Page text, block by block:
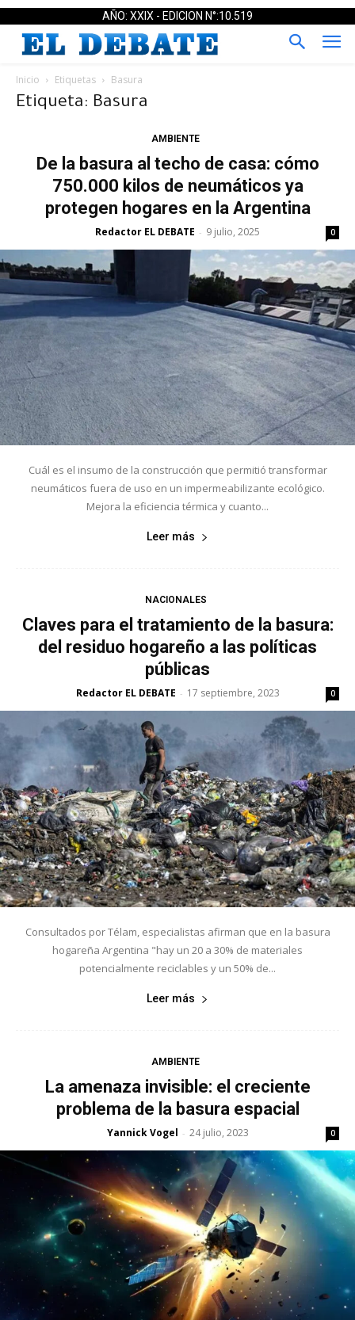
AÑO: XXIX - EDICION N°:10.519
Inicio Etiquetas Basura
Etiqueta: Basura
AMBIENTE
De la basura al techo de casa: cómo
750.000 kilos de neumáticos ya
protegen hogares en la Argentina
Redactor EL DEBATE - 9 julio, 2025 0
Cuál es el insumo de la construcción que permitió transformar
neumáticos fuera de uso en un impermeabilizante ecológico.
Mejora la eficiencia térmica y cuanto...
Leer más
NACIONALES
Claves para el tratamiento de la basura:
del residuo hogareño a las políticas
públicas
Redactor EL DEBATE - 17 septiembre, 2023 0
Consultados por Télam, especialistas afirman que en la basura
hogareña Argentina "hay un 20 a 30% de materiales
potencialmente reciclables y un 50% de...
Leer más
AMBIENTE
La amenaza invisible: el creciente
problema de la basura espacial
Yannick Vogel - 24 julio, 2023 0